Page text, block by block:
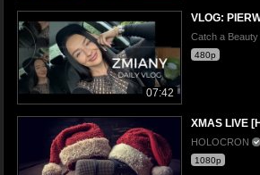
07:42
VLOG:
Catch a Beauty
480p
XMAS LIVE
HOLOCRON
1080p